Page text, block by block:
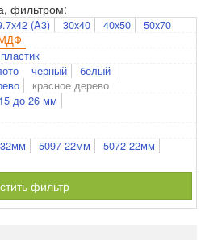
фильтром:
(A3) 30x40 40x50 50x70
пластик
черный
белый
красное дерево
до 26 мм
5097 22мм
5072 22мм
фильтр